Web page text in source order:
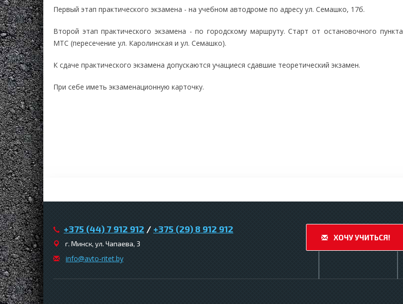
Первый этап практического экзамена - на учебном автодроме по адресу ул. Семашко, 17б.
Второй этап практического экзамена - по городскому маршруту. Старт от остановочного пункта
МТС (пересечение ул. Каролинская и ул. Семашко).
К сдаче практического экзамена допускаются учащиеся сдавшие теоретический экзамен.
При себе иметь экзаменационную карточку.
+375 (44) 7 912 912 / +375 (29) 8 912 912
г. Минск, ул. Чапаева, 3
infо@avtо-ritеt.by
ХОЧУ УЧИТЬСЯ!